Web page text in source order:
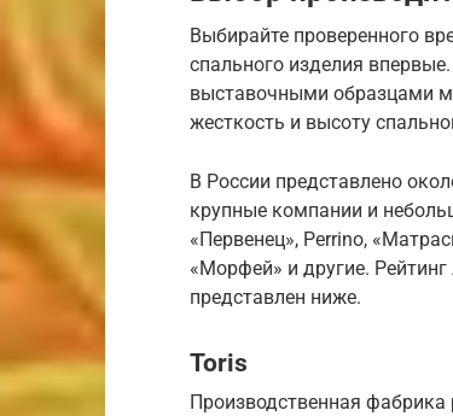
Выбирайте проверенного
спального изделия
выставочными образцами
жесткость и высоту
В России представлено
крупные компании и
«Первенец», Perrino,
«Морфей» и другие.
представлен ниже.
Toris
Производственная